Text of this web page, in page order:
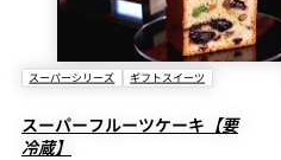
スーパーシリーズ ギフトスイーツ
スーパーフルーツケーキ 【要
冷蔵】